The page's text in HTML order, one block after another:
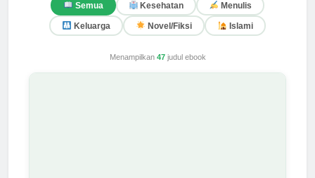
Semua Kesehatan Menulis
Keluarga Novel/Fiksi Islami
Menampilkan 47judul ebook